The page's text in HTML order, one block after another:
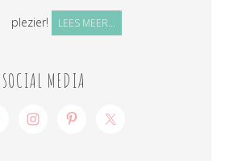
plezier!
LEES MEER...
MEDIA